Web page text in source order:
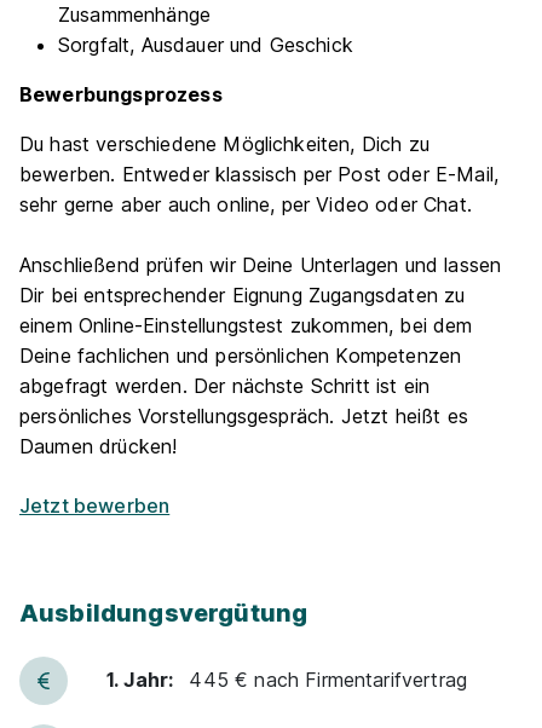
Elektroniker für Automatisierungstechnik
(w/m/div.) Robert Bosch Automotive Steering GmbH
10.09.2027
1.304 - 1.563 € pro Monat
Ausbildung zum Elektroniker für
72622 Nürtingen
Zusammenhänge
Sorgfalt, Ausdauer und Geschick
Bewerbungsprozess
Du hast verschiedene Möglichkeiten, Dich zu
bewerben. Entweder klassisch per Post oder E-Mail,
sehr gerne aber auch online, per Video oder Chat.
Anschließend prüfen wir Deine Unterlagen und lassen
Dir bei entsprechender Eignung Zugangsdaten zu
einem Online-Einstellungstest zukommen, bei dem
Deine fachlichen und persönlichen Kompetenzen
abgefragt werden. Der nächste Schritt ist ein
persönliches Vorstellungsgespräch. Jetzt heißt es
Daumen drücken!
Jetzt bewerben
Ausbildungsvergütung
1. Jahr: 445 € nach Firmentarifvertrag